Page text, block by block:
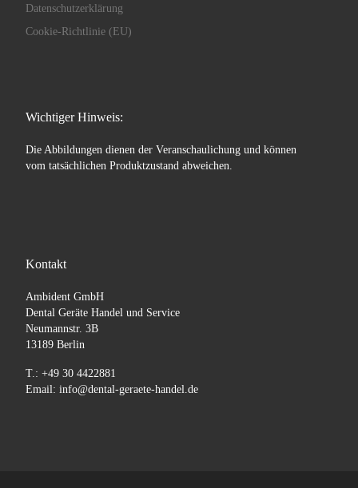
Datenschutzerklärung
Cookie-Richtlinie (EU)
Wichtiger Hinweis:
Die Abbildungen dienen der Veranschaulichung und können
vom tatsächlichen Produktzustand abweichen.
Kontakt
Ambident GmbH
Dental Geräte Handel und Service
Neumannstr. 3B
13189 Berlin
T.: +49 30 4422881
Email: info@dental-geraete-handel.de